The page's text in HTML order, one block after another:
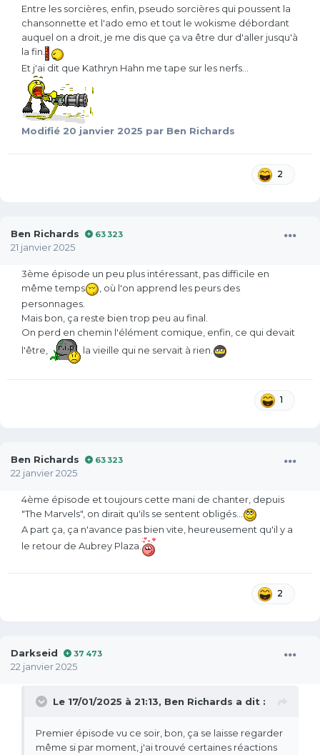
Entre les sorcières, enfin, pseudo sorcières qui poussent la
chansonnette et l'ado emo et tout le wokisme débordant
auquel on a droit, je me dis que ça va être dur d'aller jusqu'à
la fin.
Et j'ai dit que Kathryn Hahn me tape sur les nerfs...
Modifié 20 janvier 2025 par Ben Richards
2
Ben Richards 63 323
21 janvier 2025
3ème épisode un peu plus intéressant, pas difficile en
même temps
, où l'on apprend les peurs des
personnages.
Mais bon, ça reste bien trop peu au final.
On perd en chemin l'élément comique, enfin, ce qui devait
l'être,
la vieille qui ne servait à rien.
1
Ben Richards 63 323
22 janvier 2025
4ème épisode et toujours cette mani de chanter, depuis
"The Marvels", on dirait qu'ils se sentent obligés...
A part ça, ça n'avance pas bien vite, heureusement qu'il y a
le retour de Aubrey Plaza.
2
Darkseid 37 473
22 janvier 2025
Le 17/01/2025 à 21:13, Ben Richards a dit :
Premier épisode vu ce soir, bon, ça se laisse regarder
même si par moment, j'ai trouvé certaines réactions